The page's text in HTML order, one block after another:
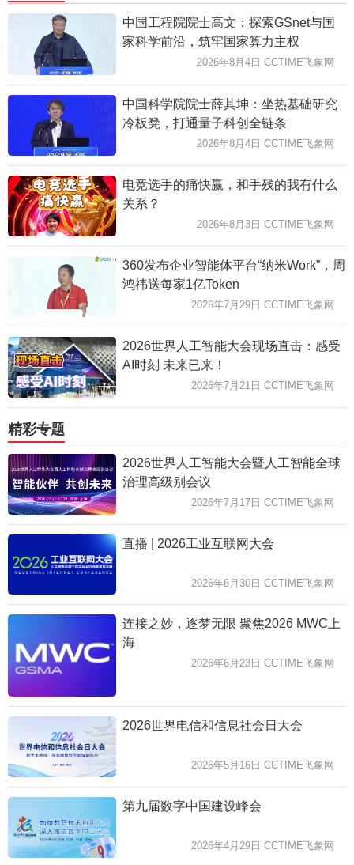
中国工程院院士高文：探索GSnet与国
家科学前沿，筑牢国家算力主权
2026年8月4日 CCTIME飞象网
中国科学院院士薛其坤：坐热基础研究
冷板凳，打通量子科创全链条
2026年8月4日 CCTIME飞象网
电竞选手的痛快赢，和手残的我有什么
关系？
2026年8月3日 CCTIME飞象网
360发布企业智能体平台“纳米Work”，周
鸿祎送每家1亿Token
2026年7月29日 CCTIME飞象网
2026世界人工智能大会现场直击：感受
AI时刻 未来已来！
2026年7月21日 CCTIME飞象网
精彩专题
2026世界人工智能大会暨人工智能全球
治理高级别会议
2026年7月17日 CCTIME飞象网
直播 | 2026工业互联网大会
2026年6月30日 CCTIME飞象网
连接之妙，逐梦无限 聚焦2026 MWC上
海
2026年6月23日 CCTIME飞象网
2026世界电信和信息社会日大会
2026年5月16日 CCTIME飞象网
第九届数字中国建设峰会
2026年4月29日 CCTIME飞象网